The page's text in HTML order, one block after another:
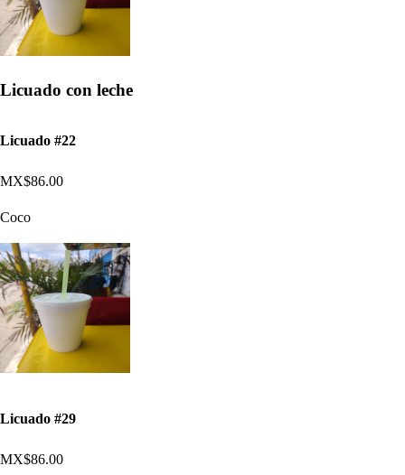
Licuado con leche
Licuado #22
MX$86.00
Coco
Licuado #29
MX$86.00